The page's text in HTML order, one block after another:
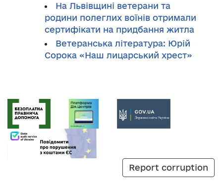
На Львівщині ветерани та
родини полеглих воїнів отримали
сертифікати на придбання житла
Ветеранська література: Юрій
Сорока «Наш лицарський хрест»
Report corruption